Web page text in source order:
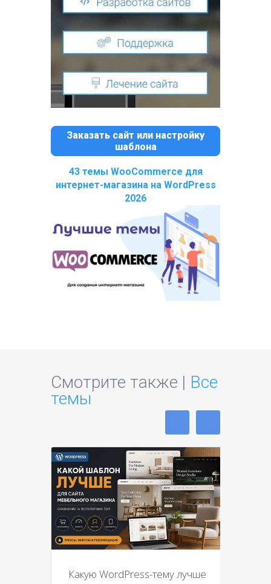
Заказать сайт или настройку
шаблона
43 темы WooCommerce для
интернет-магазина на WordPress
2026
Смотрите также | Все
темы
Какую WordPress-тему лучше